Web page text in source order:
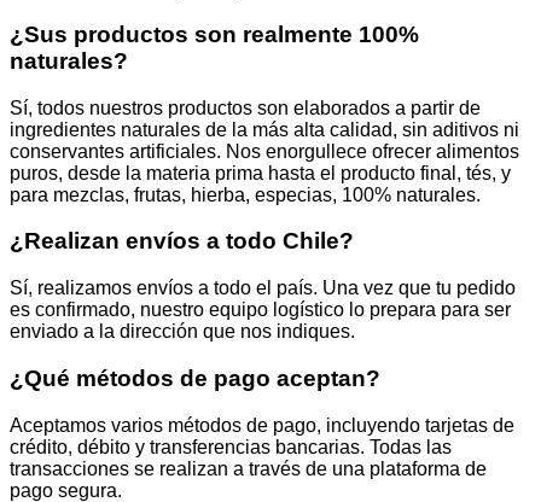
¿Sus productos son realmente 100%
naturales?
Sí, todos nuestros productos son elaborados a partir de
ingredientes naturales de la más alta calidad, sin aditivos ni
conservantes artificiales. Nos enorgullece ofrecer alimentos
puros, desde la materia prima hasta el producto final, tés, y
para mezclas, frutas, hierba, especias, 100% naturales.
¿Realizan envíos a todo Chile?
Sí, realizamos envíos a todo el país. Una vez que tu pedido
es confirmado, nuestro equipo logístico lo prepara para ser
enviado a la dirección que nos indiques.
¿Qué métodos de pago aceptan?
Aceptamos varios métodos de pago, incluyendo tarjetas de
crédito, débito y transferencias bancarias. Todas las
transacciones se realizan a través de una plataforma de
pago segura.